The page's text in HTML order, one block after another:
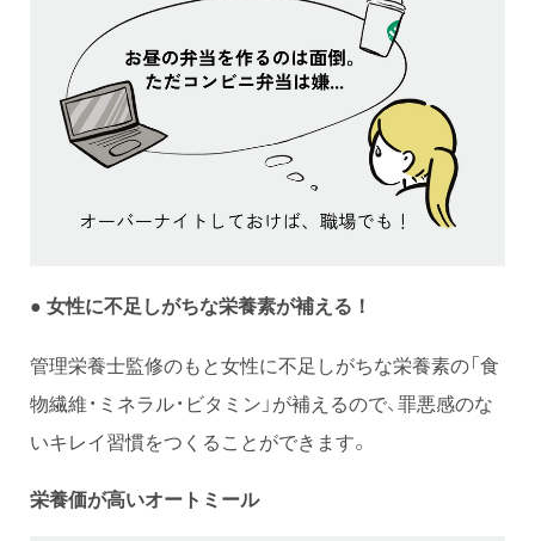
● 女性に不足しがちな栄養素が補える！
管理栄養士監修のもと女性に不足しがちな栄養素の「食
物繊維・ミネラル・ビタミン」が補えるので、罪悪感のな
いキレイ習慣をつくることができます。
栄養価が高いオートミール